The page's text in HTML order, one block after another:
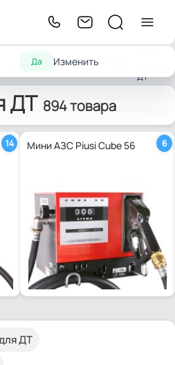
Да Изменить
Заправочные
ДТ
ДТ 894 товара
14 Мини АЗС Piusi Cube 56 6
ДТ